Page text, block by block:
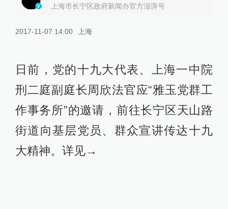
上海市长宁区政府新闻办官方澎湃号
2017-11-07 14:00 上海
日前，党的十九大代表、上海一中院
刑二庭副庭长周欣法官应“雅玉党群工
作事务所”的邀请，前往长宁区天山路
街道向基层党员、群众宣讲传达十九
大精神。详见→